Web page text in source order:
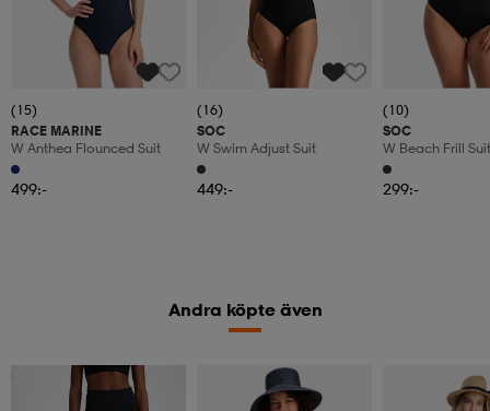
(15)
RACE MARINE
W Anthea Flounced Suit
499:-
(16)
SOC
W Swim Adjust Suit
449:-
(10)
SOC
W Beach Frill Suit
299:-
Andra köpte även